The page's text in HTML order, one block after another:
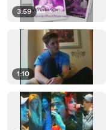
3:59
1:10